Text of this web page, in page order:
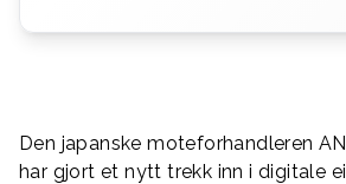
Den japanske moteforhandleren
har gjort et nytt trekk inn i digitale